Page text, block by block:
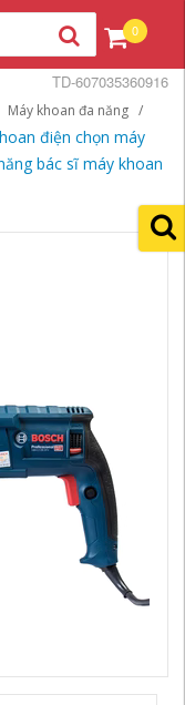
0
Máy khoan đa năng
điện chọn máy
bác sĩ máy khoan
TD-607035360916